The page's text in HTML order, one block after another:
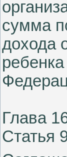
сумма
дохода
Глава
Статья